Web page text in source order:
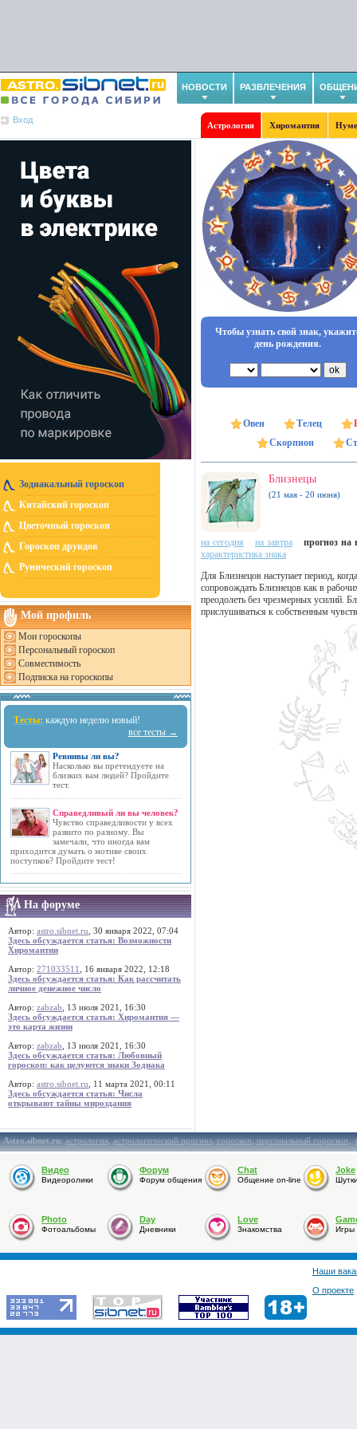
НОВОСТИ РАЗВЛЕЧЕНИЯ
Вход
Астрология Хиромантия
Зодиакальный гороскоп
Китайский гороскоп
Цветочный гороскоп
Гороскоп друидов
Рунический гороскоп
Мой профиль
Мои гороскопы
Персональный гороскоп
Совместимость
Подписка на гороскопы
Тесты: каждую неделю новый!
все тесты →
Ревнивы ли вы?
Насколько вы претендуете на
близких вам людей? Пройдите
тест.
Справедливый ли вы человек?
Чувство справедливости у всех
развито по разному. Вы
замечали, что иногда вам
приходится думать о мотиве своих
поступков? Пройдите тест!
На форуме
Автор: astro.sibnet.ru , 30 января 2022, 07:04
Здесь обсуждается статья: Возможности
Хиромантии
Автор: 271033511
, 16 января 2022, 12:18
Здесь обсуждается статья: Как рассчитать
личное денежное число
Автор: zabzab , 13 июля 2021, 16:30
Здесь обсуждается статья: Хиромантия —
это карта жизни
Автор: zabzab , 13 июля 2021, 16:30
Здесь обсуждается статья: Любовный
гороскоп: как целуются знаки Зодиака
Автор: astro.sibnet.ru , 11 марта 2021, 00:11
Здесь обсуждается статья: Числа
открывают тайны мироздания
Чтобы узнать свой знак,
день рождения.
Овен Телец
Скорпион
Близнецы
(21 мая - 20 июня)
на сегодня на завтра
прогноз на
характеристика знака
Для Близнецов наступает период,
сопровождать Близнецов как в
преодолеть без чрезмерных усилий.
прислушиваться к собственным
Astro.sibnet.ru:астрология,астрологический прогноз,гороскоп,персональный гороскоп,
Видео
Видеоролики
Форум
Форум общения
Chat
Общение on-line
Joke
Photo
Фотоальбомы
Day
Дневники
Love
Знакомства Игры
Наши
О проекте